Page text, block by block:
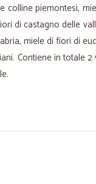
colline piemontesi,
di castagno delle
miele di fiori di
Contiene in totale